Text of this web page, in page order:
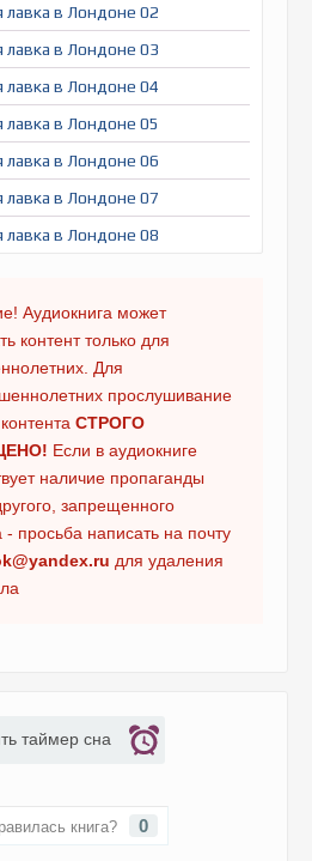
лавка в Лондоне 02
лавка в Лондоне 03
лавка в Лондоне 04
в Лондоне 05
лавка в Лондоне 06
лавка в Лондоне 07
лавка в Лондоне 08
лавка в Лондоне 10
лавка в Лондоне 11
лавка в Лондоне 12
в Лондоне 13
лавка в Лондоне 14
лавка в Лондоне 15
лавка в Лондоне 16
лавка в Лондоне 17
лавка в Лондоне 22
Аудиокнига может
контент только для
Для
прослушивание
СТРОГО
Если в аудиокниге
наличие пропаганды
запрещенного
- просьба написать на почту
для удаления
книга? 0
таймер сна